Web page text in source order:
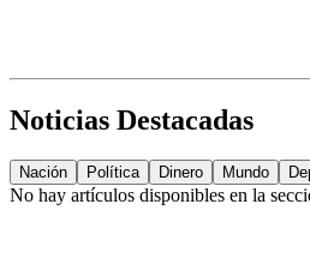
Noticias Destacadas
Nación Política Dinero Mundo
No hay artículos disponibles en la